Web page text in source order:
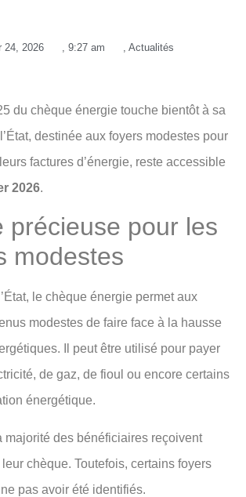
24, 2026 9:27 am Actualités
du chèque énergie touche bientôt à sa
destinée aux foyers modestes pour
factures d’énergie, reste accessible
2026.
précieuse pour les
modestes
le chèque énergie permet aux
modestes de faire face à la hausse
Il peut être utilisé pour payer
de gaz, de fioul ou encore certains
énergétique.
majorité des bénéficiaires reçoivent
chèque. Toutefois, certains foyers
pas avoir été identifiés.